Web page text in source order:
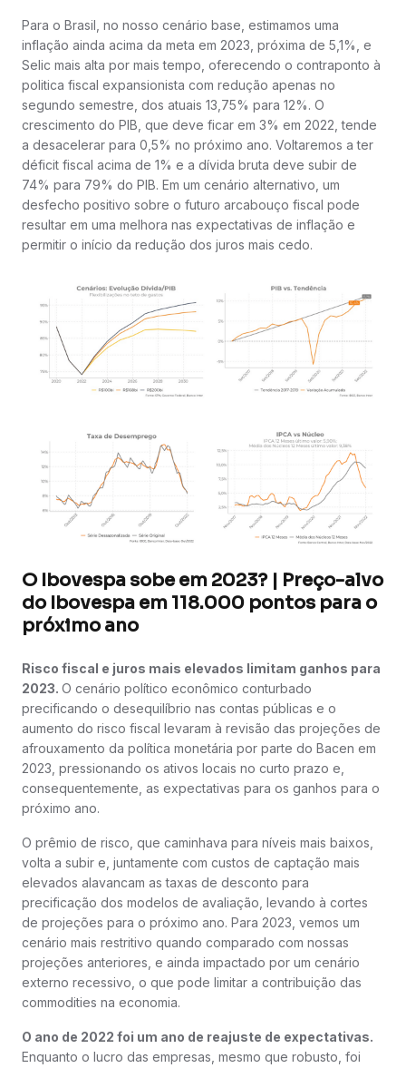
Para o Brasil, no nosso cenário base, estimamos uma
inflação ainda acima da meta em 2023, próxima de 5,1%, e
Selic mais alta por mais tempo, oferecendo o contraponto à
politica fiscal expansionista com redução apenas no
segundo semestre, dos atuais 13,75% para 12%. O
crescimento do PIB, que deve ficar em 3% em 2022, tende
a desacelerar para 0,5% no próximo ano. Voltaremos a ter
déficit fiscal acima de 1% e a dívida bruta deve subir de
74% para 79% do PIB. Em um cenário alternativo, um
desfecho positivo sobre o futuro arcabouço fiscal pode
resultar em uma melhora nas expectativas de inflação e
permitir o início da redução dos juros mais cedo.
O Ibovespa sobe em 2023? | Preço-alvo
do Ibovespa em 118.000 pontos para o
próximo ano
Risco fiscal e juros mais elevados limitam ganhos para
2023. O cenário político econômico conturbado
precificando o desequilíbrio nas contas públicas e o
aumento do risco fiscal levaram à revisão das projeções de
afrouxamento da política monetária por parte do Bacen em
2023, pressionando os ativos locais no curto prazo e,
consequentemente, as expectativas para os ganhos para o
próximo ano.
O prêmio de risco, que caminhava para níveis mais baixos,
volta a subir e, juntamente com custos de captação mais
elevados alavancam as taxas de desconto para
precificação dos modelos de avaliação, levando à cortes
de projeções para o próximo ano. Para 2023, vemos um
cenário mais restritivo quando comparado com nossas
projeções anteriores, e ainda impactado por um cenário
externo recessivo, o que pode limitar a contribuição das
commodities na economia.
O ano de 2022 foi um ano de reajuste de expectativas.
Enquanto o lucro das empresas, mesmo que robusto, foi